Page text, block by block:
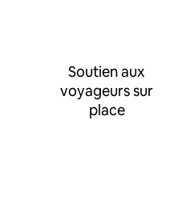
Soutien aux
voyageurs sur
place